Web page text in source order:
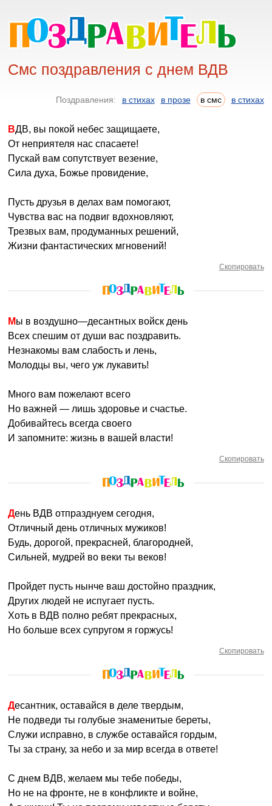
Смс поздравления с днем ВДВ
Поздравления: в стихах в прозе в смс в стихах
ВДВ, вы покой небес защищаете,
От неприятеля нас спасаете!
Пускай вам сопутствует везение,
Сила духа, Божье провидение,
Пусть друзья в делах вам помогают,
Чувства вас на подвиг вдохновляют,
Трезвых вам, продуманных решений,
Жизни фантастических мгновений!
Скопировать
Мы в воздушно—десантных войск день
Всех спешим от души вас поздравить.
Незнакомы вам слабость и лень,
Молодцы вы, чего уж лукавить!
Много вам пожелают всего
Но важней — лишь здоровье и счастье.
Добивайтесь всегда своего
И запомните: жизнь в вашей власти!
Скопировать
День ВДВ отпразднуем сегодня,
Отличный день отличных мужиков!
Будь, дорогой, прекрасней, благородней,
Сильней, мудрей во веки ты веков!
Пройдет пусть нынче ваш достойно праздник,
Других людей не испугает пусть.
Хоть в ВДВ полно ребят прекрасных,
Но больше всех супругом я горжусь!
Скопировать
Десантник, оставайся в деле твердым,
Не подведи ты голубые знаменитые береты,
Служи исправно, в службе оставайся гордым,
Ты за страну, за небо и за мир всегда в ответе!
С днем ВДВ, желаем мы тебе победы,
Но не на фронте, не в конфликте и войне,